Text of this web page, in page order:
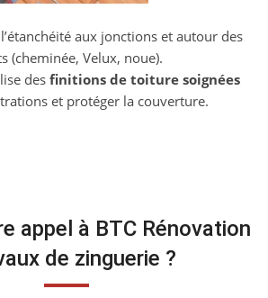
aux jonctions et autour des
(cheminée, Velux, noue).
des finitions de toiture soignées
et protéger la couverture.
appel à BTC Rénovation
de zinguerie ?